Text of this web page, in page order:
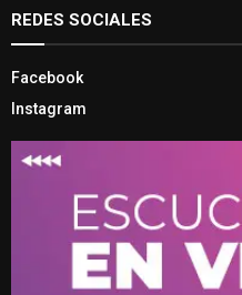
REDES SOCIALES
Facebook
Instagram